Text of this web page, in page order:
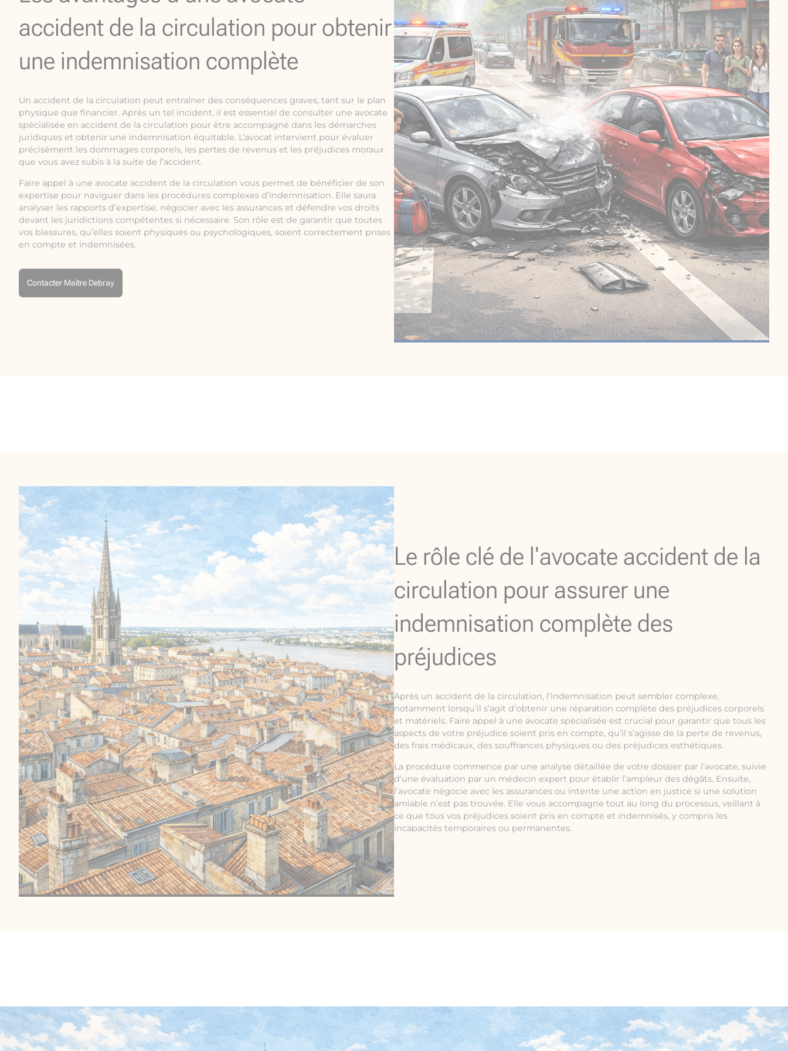
accident de la circulation pour obtenir
une indemnisation complète
Un accident de la circulation peut entraîner des conséquences graves, tant sur le plan
physique que financier. Après un tel incident, il est essentiel de consulter une avocate
spécialisée en accident de la circulation pour être accompagné dans les démarches
juridiques et obtenir une indemnisation équitable. L’avocat intervient pour évaluer
précisément les dommages corporels, les pertes de revenus et les préjudices moraux
que vous avez subis à la suite de l’accident.
Faire appel à une avocate accident de la circulation vous permet de bénéficier de son
expertise pour naviguer dans les procédures complexes d’indemnisation. Elle saura
analyser les rapports d’expertise, négocier avec les assurances et défendre vos droits
devant les juridictions compétentes si nécessaire. Son rôle est de garantir que toutes
vos blessures, qu’elles soient physiques ou psychologiques, soient correctement prises
en compte et indemnisées.
Contacter Maître Debray
Le rôle clé de l'avocate accident de la
circulation pour assurer une
indemnisation complète des
préjudices
Après un accident de la circulation, l’indemnisation peut sembler complexe,
notamment lorsqu’il s’agit d’obtenir une réparation complète des préjudices corporels
et matériels. Faire appel à une avocate spécialisée est crucial pour garantir que tous les
aspects de votre préjudice soient pris en compte, qu’il s’agisse de la perte de revenus,
des frais médicaux, des souffrances physiques ou des préjudices esthétiques.
La procédure commence par une analyse détaillée de votre dossier par l’avocate, suivie
d’une évaluation par un médecin expert pour établir l’ampleur des dégâts. Ensuite,
l’avocate négocie avec les assurances ou intente une action en justice si une solution
amiable n’est pas trouvée. Elle vous accompagne tout au long du processus, veillant à
ce que tous vos préjudices soient pris en compte et indemnisés, y compris les
incapacités temporaires ou permanentes.